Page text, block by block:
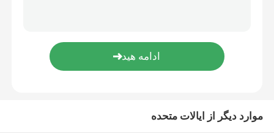
قطعات یدکی
موارد دیگر از ایالات متحده